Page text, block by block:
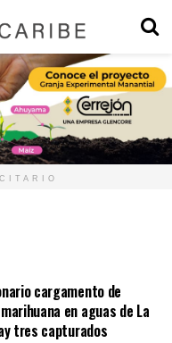
cargamento de
en aguas de La
tres capturados